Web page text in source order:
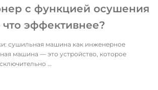
с функцией осушения
эффективнее?
сушильная машина как инженерное
машина — это устройство, которое
…